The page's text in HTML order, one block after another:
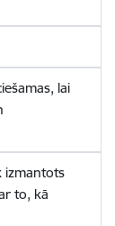
lai
izmantots
to, kā